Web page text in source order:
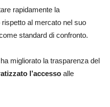
rapidamente la
al mercato nel suo
standard di confronto.
migliorato la trasparenza del
l’accesso alle